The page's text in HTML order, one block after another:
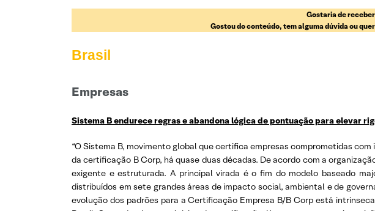
Gostaria de
Gostou do conteúdo, tem alguma dúvida ou
Brasil
Empresas
Sistema B endurece regras e abandona lógica de pontuação para elevar
“O Sistema B, movimento global que certifica empresas comprometidas
da certificação B Corp, há quase duas décadas. De acordo com a
exigente e estruturada. A principal virada é o fim do modelo baseado
distribuídos em sete grandes áreas de impacto social, ambiental e de
evolução dos padrões para a Certificação Empresa B/B Corp está